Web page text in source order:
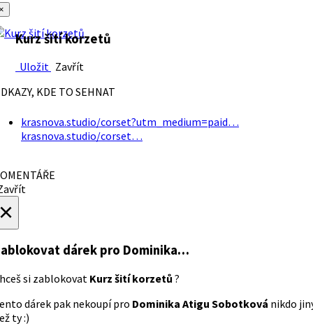
Kurz šití korzetů
Uložit Zavřít
KDE TO SEHNAT
krasnova.studio/corset?utm_medium=paid…
krasnova.studio/corset…
dárek pro Dominika…
si zablokovat Kurz šití korzetů ?
dárek pak nekoupí pro Dominika Atigu Sobotková nikdo
ty :)